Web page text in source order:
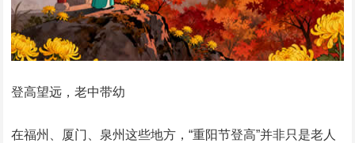
登高望远，老中带幼
在福州、厦门、泉州这些地方，“重阳节登高”并非只是老人